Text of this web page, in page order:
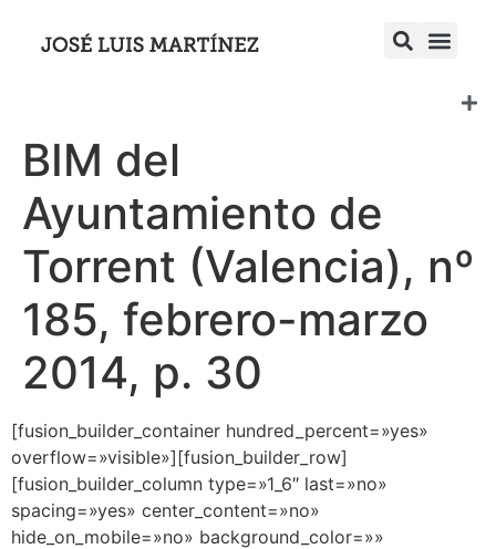
BIM del
Ayuntamiento de
Torrent (Valencia), nº
185, febrero-marzo
2014, p. 30
[fusion_builder_container hundred_percent=»yes»
overflow=»visible»][fusion_builder_row]
[fusion_builder_column type=»1_6″ last=»no»
spacing=»yes» center_content=»no»
hide_on_mobile=»no» background_color=»»